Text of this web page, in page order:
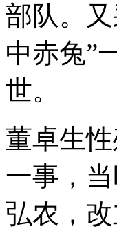
部队。
中赤兔”
世。
董卓生
一事，
弘农，